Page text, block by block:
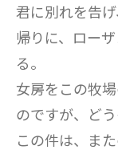
君に別れを告
帰りに、ロー
る。
女房をこの牧
のですが、ど
この件は、ま